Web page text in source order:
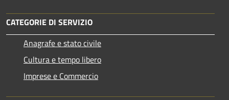
CATEGORIE DI SERVIZIO
Anagrafe e stato civile
Cultura e tempo libero
Imprese e Commercio